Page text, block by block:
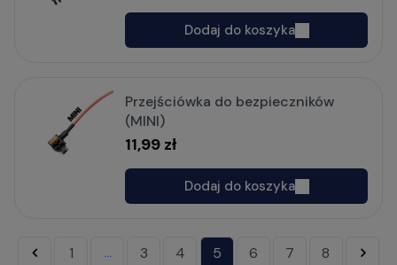
Dodaj do koszyka
Przejściówka do bezpieczników
(MINI)
11,99 zł
Dodaj do koszyka
« 1 ... 3 4 5 6 7 8 »